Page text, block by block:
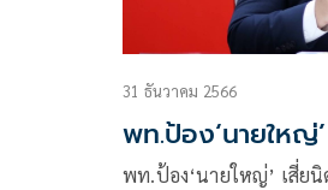
31 ธันวาคม 2566
พท.ป้อง‘นายใหญ่
พท.ป้อง‘นายใหญ่’ เสี่ย